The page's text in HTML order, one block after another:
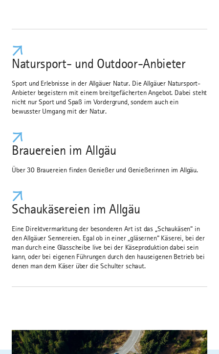
Natursport- und Outdoor-Anbieter
Sport und Erlebnisse in der Allgäuer Natur. Die Allgäuer Natursport-
Anbieter begeistern mit einem breitgefächerten Angebot. Dabei steht
nicht nur Sport und Spaß im Vordergrund, sondern auch ein
bewusster Umgang mit der Natur.
Brauereien im Allgäu
Über 30 Brauereien finden Genießer und Genießerinnen im Allgäu.
Schaukäsereien im Allgäu
Eine Direktvermarktung der besonderen Art ist das „Schaukäsen“ in
den Allgäuer Sennereien. Egal ob in einer „gläsernen“ Käserei, bei der
man durch eine Glasscheibe live bei der Käseproduktion dabei sein
kann, oder bei eigenen Führungen durch den hauseigenen Betrieb bei
denen man dem Käser über die Schulter schaut.